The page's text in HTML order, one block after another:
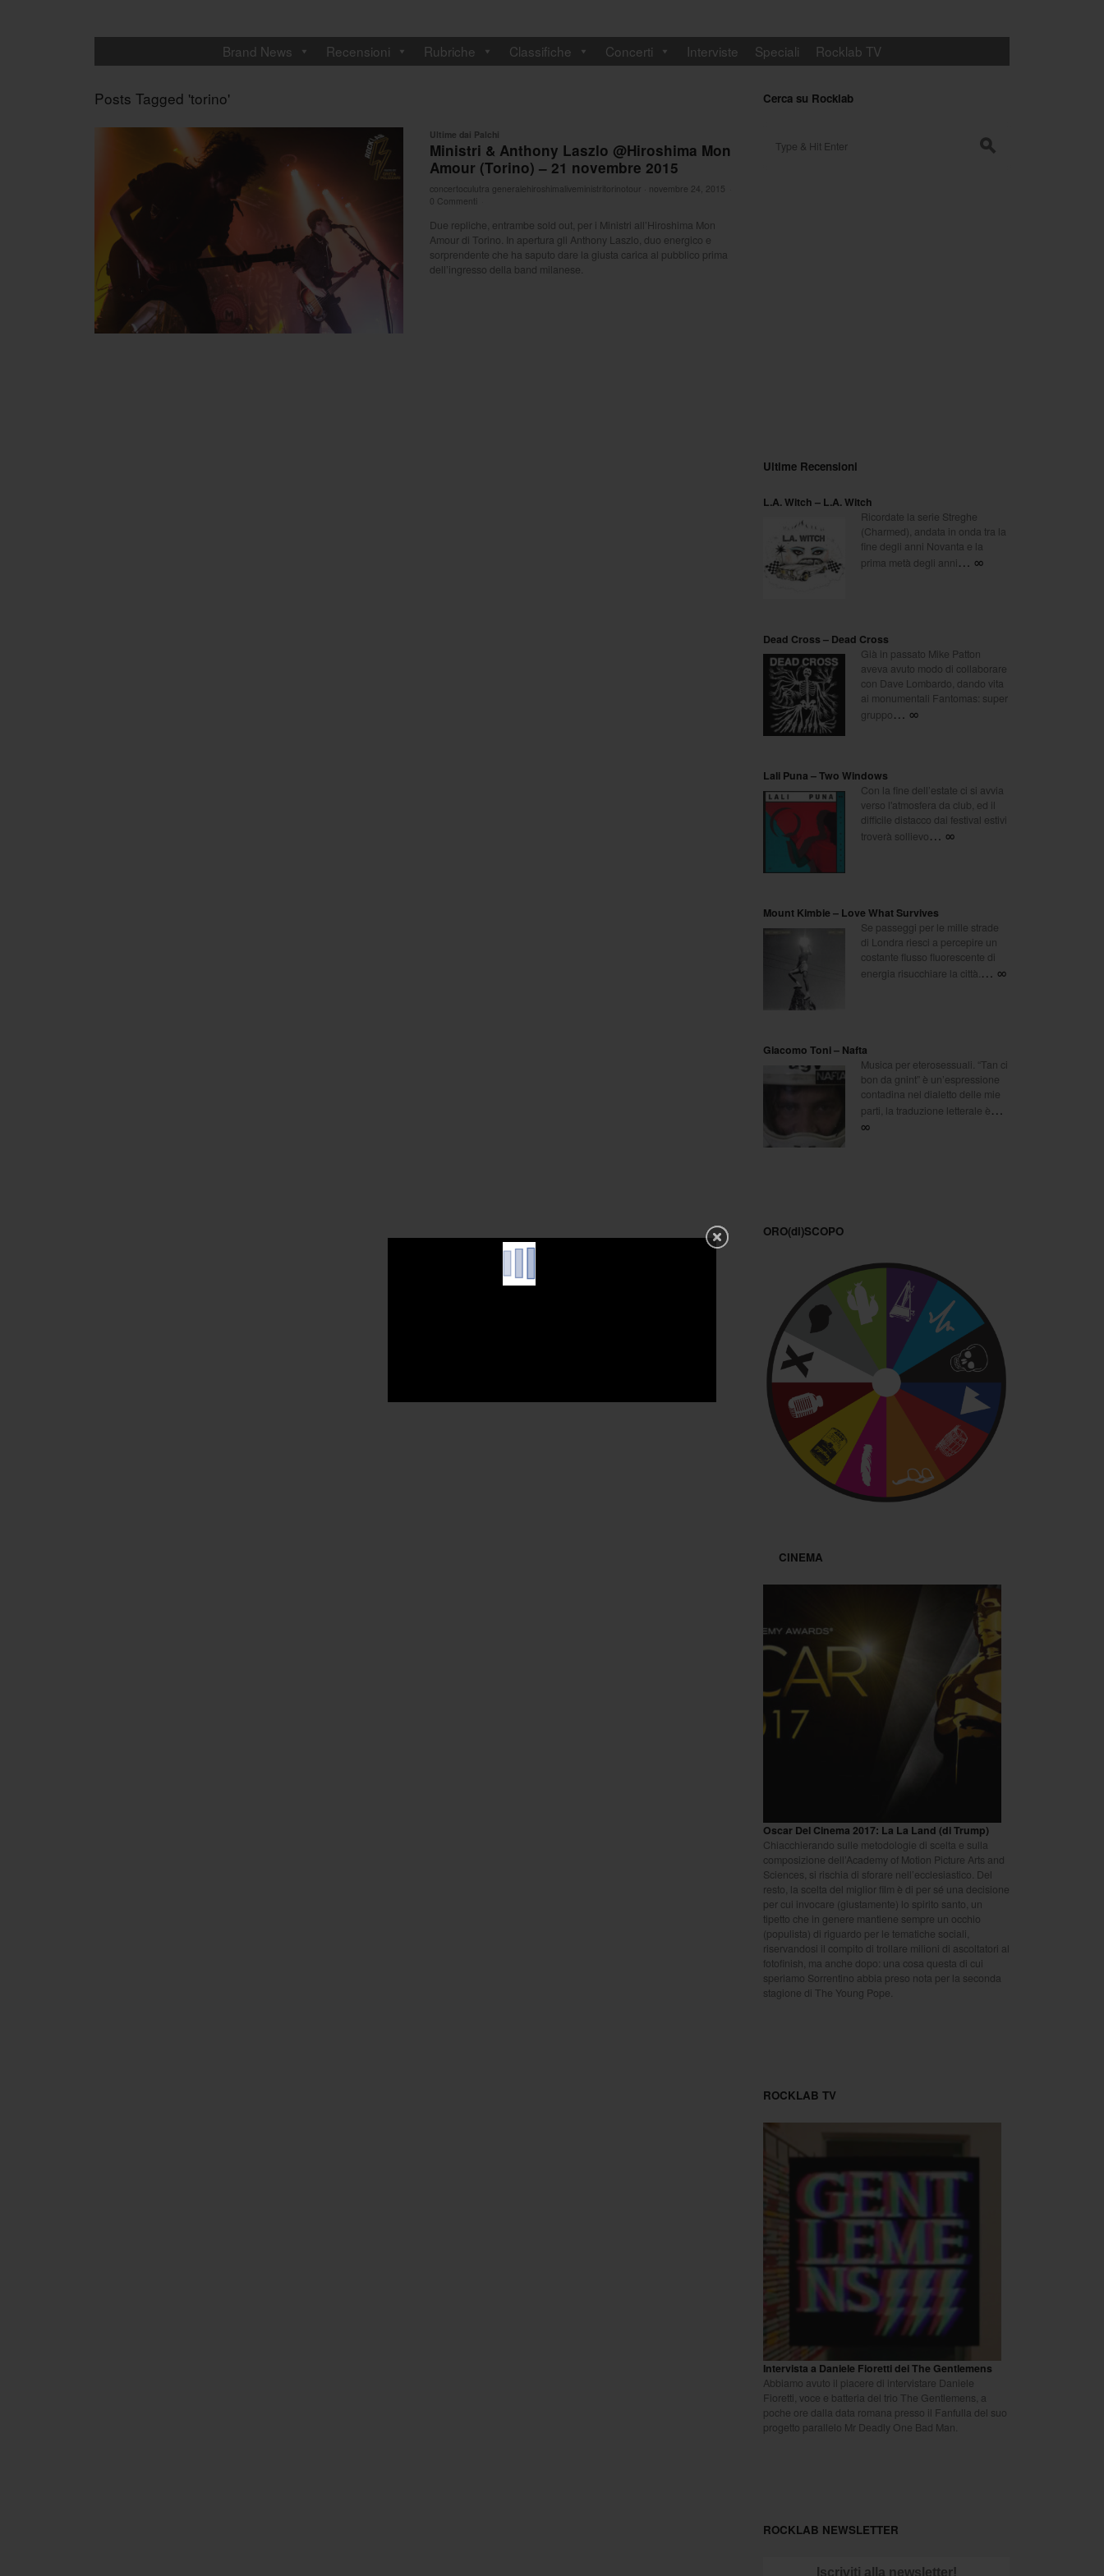
Brand News Recensioni Rubriche Classifiche Concerti Interviste Speciali Rocklab TV
Posts Tagged 'torino'
Ultime dai Palchi
Ministri & Anthony Laszlo @Hiroshima Mon
Amour (Torino) – 21 novembre 2015
concerto culutra generalehiroshima liveministri torinotour · novembre 24, 2015
0 Commenti
Due repliche, entrambe sold out, per i Ministri all’Hiroshima Mon
Amour di Torino. In apertura gli Anthony Laszlo, duo energico e
sorprendente che ha saputo dare la giusta carica al pubblico prima
dell’ingresso della band milanese.
Cerca su Rocklab
s
Ultime Recensioni
L.A. Witch – L.A. Witch
Ricordate la serie Streghe
(Charmed), andata in onda tra la
fine degli anni Novanta e la
prima metà degli anni… ∞
Dead Cross – Dead Cross
Già in passato Mike Patton
aveva avuto modo di collaborare
con Dave Lombardo, dando vita
ai monumentali Fantomas: super
gruppo… ∞
Lali Puna – Two Windows
Con la fine dell’estate ci si avvia
verso l'atmosfera da club, ed il
difficile distacco dai festival estivi
troverà sollievo… ∞
Mount Kimbie – Love What Survives
Se passeggi per le mille strade
di Londra riesci a percepire un
costante flusso fluorescente di
energia risucchiare la città.… ∞
Giacomo Toni – Nafta
Musica per eterosessuali. “Tan ci
bon da gnint” è un’espressione
contadina nel dialetto delle mie
parti, la traduzione letterale è…
∞
ORO(di)SCOPO
CINEMA
Oscar Del Cinema 2017: La La Land (di Trump)
Chiacchierando sulle metodologie di scelta e sulla
composizione dell’Academy of Motion Picture Arts and
Sciences, si rischia di sforare nell’ecclesiastico. Del
resto, la scelta del miglior film è di per sé una decisione
per cui invocare (giustamente) lo spirito santo, un
tipetto che in genere mantiene sempre un occhio
(populista) di riguardo per le tematiche sociali,
riservandosi il compito di trollare milioni di ascoltatori al
fotofinish, ma anche dopo: una cosa questa di cui
speriamo Sorrentino abbia preso nota per la seconda
stagione di The Young Pope.
ROCKLAB TV
Intervista a Daniele Fioretti dei The Gentlemens
Abbiamo avuto il piacere di intervistare Daniele
Fioretti, voce e batteria del trio The Gentlemens, a
poche ore dalla data romana presso il Fanfulla del suo
progetto parallelo Mr Deadly One Bad Man.
ROCKLAB NEWSLETTER
Iscriviti alla newsletter!